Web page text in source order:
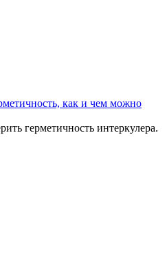
как и чем можно
герметичность интеркулера.